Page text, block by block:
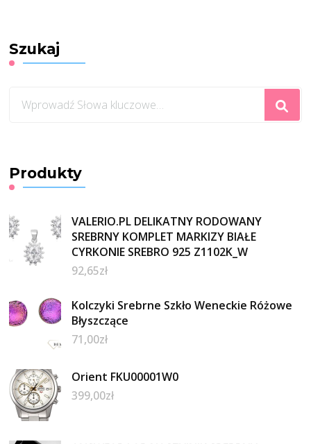
Szukaj
czegoś?
Produkty
VALERIO.PL DELIKATNY RODOWANY
SREBRNY KOMPLET MARKIZY BIAŁE
CYRKONIE SREBRO 925 Z1102K_W
92,65zł
Kolczyki Srebrne Szkło Weneckie Różowe
Błyszczące
71,00zł
Orient FKU00001W0
399,00zł